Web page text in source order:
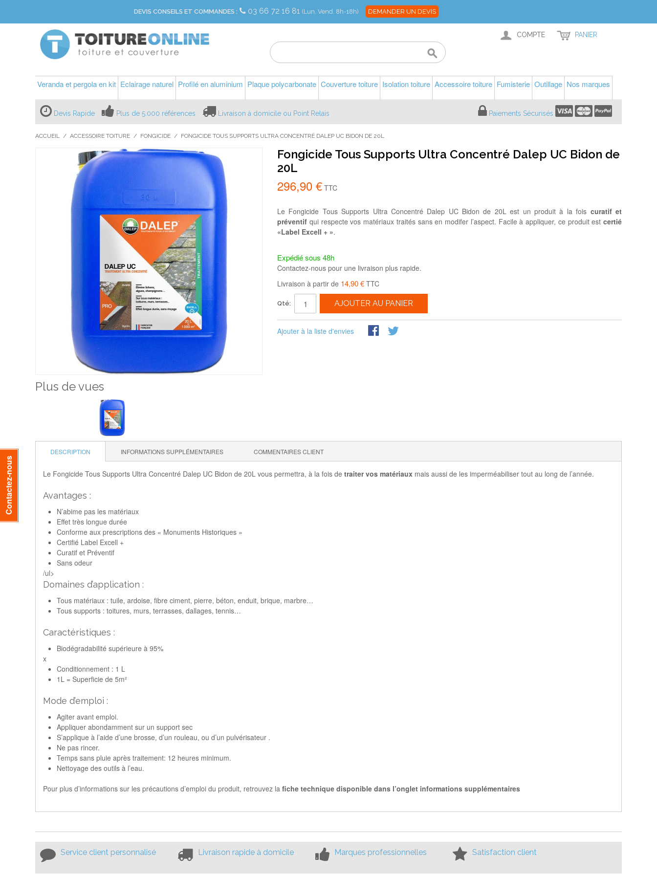
DEVIS CONSEILS ET COMMANDES : 03 66 72 16 81 (Lun. Vend. 8h-18h) DEMANDER UN DEVIS
COMPTE PANIER
Veranda et pergola en kit Eclairage naturel Profilé en aluminium Plaque polycarbonate Couverture toiture Isolation toiture Accessoire toiture Fumisterie Outillage Nos marques
Devis Rapide Plus de 5.000 références Livraison à domicile ou Point Relais Paiements Sécurisés
ACCUEIL / ACCESSOIRE TOITURE / FONGICIDE / FONGICIDE TOUS SUPPORTS ULTRA CONCENTRÉ DALEP UC BIDON DE 20L
Plus de vues
Fongicide Tous Supports Ultra Concentré Dalep UC Bidon de
20L
296,90 € TTC
Le Fongicide Tous Supports Ultra Concentré Dalep UC Bidon de 20L est un produit à la fois curatif et
préventif qui respecte vos matériaux traités sans en modifer l’aspect. Facile à appliquer, ce produit est certié
«Label Excell + ».
Expédié sous 48h
Contactez-nous pour une livraison plus rapide.
Livraison à partir de 14,90 € TTC
Qté: AJOUTER AU PANIER
Ajouter à la liste d'envies
DESCRIPTION INFORMATIONS SUPPLÉMENTAIRES COMMENTAIRES CLIENT
Le Fongicide Tous Supports Ultra Concentré Dalep UC Bidon de 20L vous permettra, à la fois de traiter vos matériaux mais aussi de les imperméabiliser tout au long de l’année.
Avantages :
N’abime pas les matériaux
Effet très longue durée
Conforme aux prescriptions des « Monuments Historiques »
Certifié Label Excell +
Curatif et Préventif
Sans odeur
/ul>
Domaines d’application :
Tous matériaux : tuile, ardoise, fibre ciment, pierre, béton, enduit, brique, marbre…
Tous supports : toitures, murs, terrasses, dallages, tennis…
Caractéristiques :
Biodégradabilité supérieure à 95%
x
Conditionnement : 1 L
1L = Superficie de 5m²
Mode d’emploi :
Agiter avant emploi.
Appliquer abondamment sur un support sec
S’applique à l’aide d’une brosse, d’un rouleau, ou d’un pulvérisateur .
Ne pas rincer.
Temps sans pluie après traitement: 12 heures minimum.
Nettoyage des outils à l’eau.
Pour plus d’informations sur les précautions d’emploi du produit, retrouvez la fiche technique disponible dans l’onglet informations supplémentaires
Service client personnalisé Livraison rapide à domicile Marques professionnelles Satisfaction client
Contactez-nous